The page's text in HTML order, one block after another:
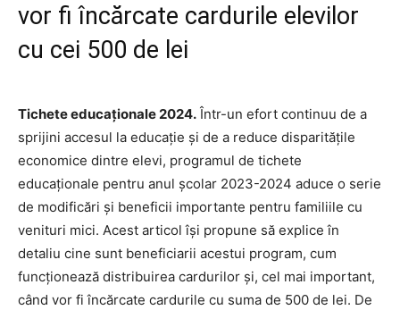
vor fi încărcate cardurile elevilor
cu cei 500 de lei
Tichete educaționale 2024. Într-un efort continuu de a
sprijini accesul la educație și de a reduce disparitățile
economice dintre elevi, programul de tichete
educaționale pentru anul școlar 2023-2024 aduce o serie
de modificări și beneficii importante pentru familiile cu
venituri mici. Acest articol își propune să explice în
detaliu cine sunt beneficiarii acestui program, cum
funcționează distribuirea cardurilor și, cel mai important,
când vor fi încărcate cardurile cu suma de 500 de lei. De